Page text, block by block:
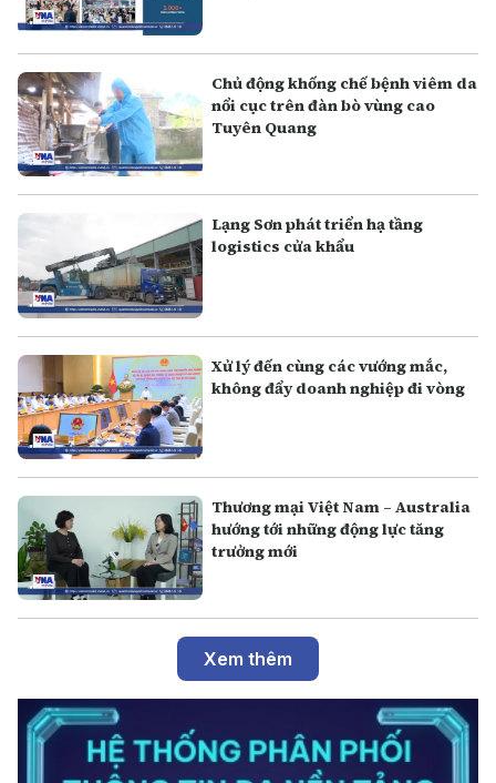
Chủ động khống chế bệnh viêm da
nổi cục trên đàn bò vùng cao
Tuyên Quang
Lạng Sơn phát triển hạ tầng
logistics cửa khẩu
Xử lý đến cùng các vướng mắc,
không đẩy doanh nghiệp đi vòng
Thương mại Việt Nam – Australia
hướng tới những động lực tăng
trưởng mới
Xem thêm